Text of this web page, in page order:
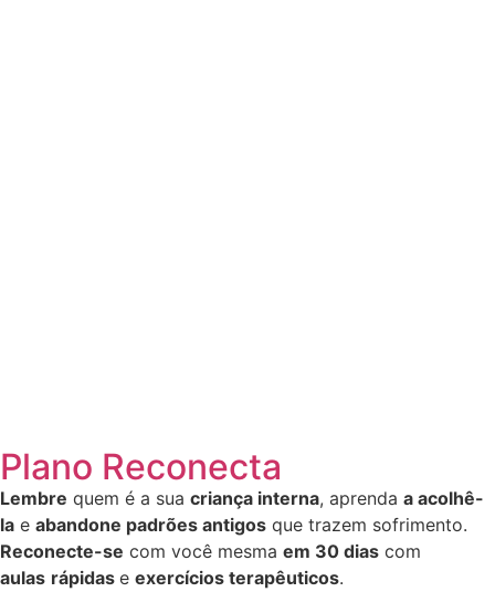
Plano Reconecta
Lembre quem é a sua criança interna, aprenda a acolhê-
la e abandone padrões antigos que trazem sofrimento.
Reconecte-se com você mesma em 30 dias com
aulas rápidas e exercícios terapêuticos.